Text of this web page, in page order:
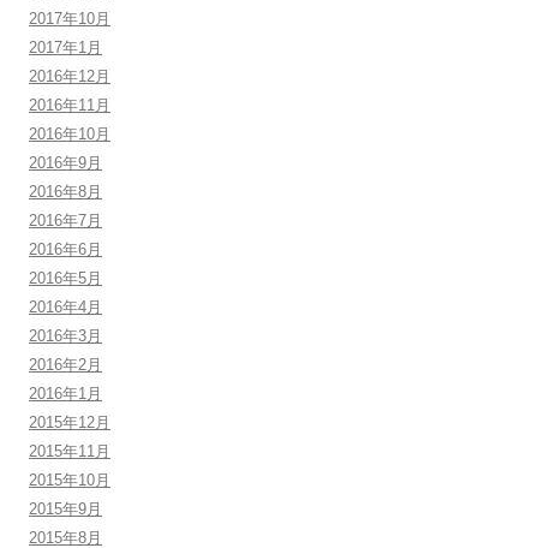
2017年10月
2017年1月
2016年12月
2016年11月
2016年10月
2016年9月
2016年8月
2016年7月
2016年6月
2016年5月
2016年4月
2016年3月
2016年2月
2016年1月
2015年12月
2015年11月
2015年10月
2015年9月
2015年8月